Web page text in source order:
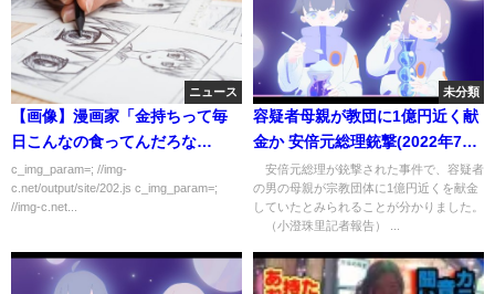
ニュース
【画像】漫画家「金持ちって毎
日こんなの食ってんだろな
ぁ…」
c_img_param=; //img-
c.net/output/site/202.js c_img_param=;
//img-c.net...
未分類
容疑者母親が教団に1億円近く献
金か 安倍元総理銃撃(2022年7月
14日)
安倍元総理が銃撃された事件で、容疑者
の男の母親が宗教団体に1億円近くを献金
していたとみられることが分かりました。
（小澄珠里記者報告） ...